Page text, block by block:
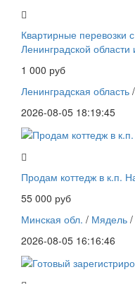
Квартирные перевозки
Ленинградской области
1 000 руб
Ленинградская область /
2026-08-05 18:19:45
Продам коттедж в к.п.
55 000 руб
Минская обл. / Мядель /
2026-08-05 16:16:46